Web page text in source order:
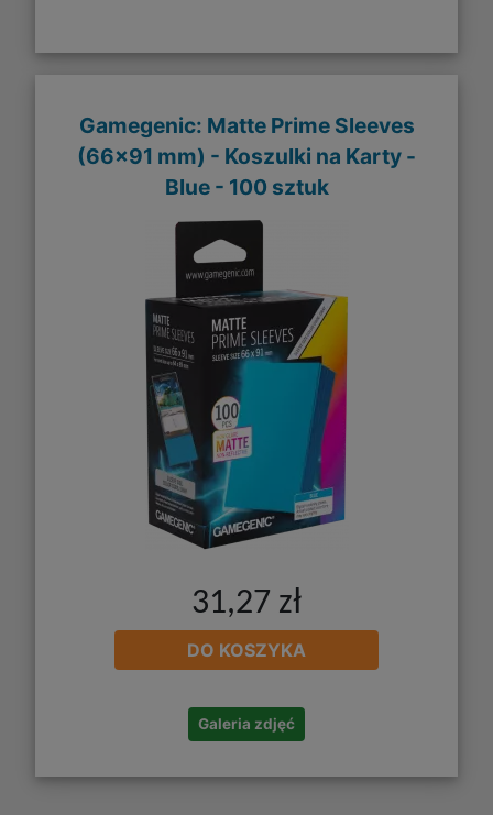
Gamegenic: Matte Prime Sleeves
(66x91 mm) - Koszulki na Karty -
Blue - 100 sztuk
31,27 zł
DO KOSZYKA
Galeria zdjęć